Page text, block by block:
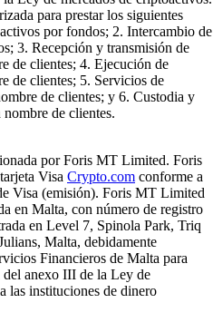
para prestar los siguientes
por fondos; 2. Intercambio de
3. Recepción y transmisión de
de clientes; 4. Ejecución de
de clientes; 5. Servicios de
de clientes; y 6. Custodia y
de clientes.
por Foris MT Limited. Foris
Visa Crypto.com conforme a
Visa (emisión). Foris MT Limited
en Malta, con número de registro
en Level 7, Spinola Park, Triq
Malta, debidamente
Financieros de Malta para
anexo III de la Ley de
las instituciones de dinero